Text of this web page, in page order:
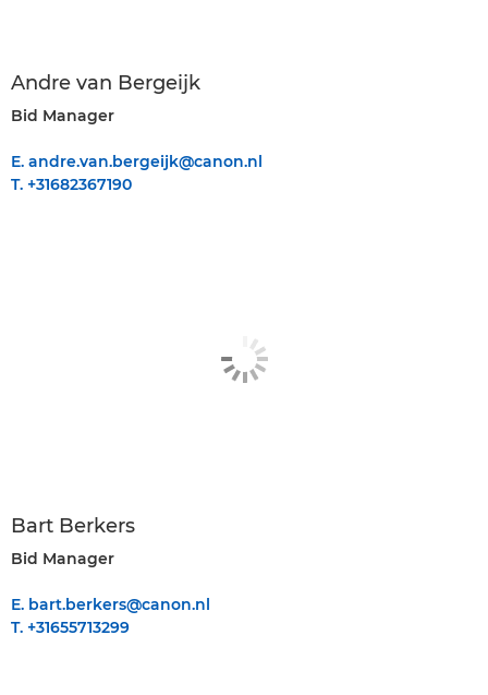
Andre van Bergeijk
Bid Manager
E. andre.van.bergeijk@canon.nl
T. +31682367190
Bart Berkers
Bid Manager
E. bart.berkers@canon.nl
T. +31655713299